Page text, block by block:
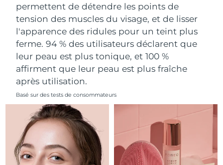
permettent de détendre les points de
tension des muscles du visage, et de lisser
l'apparence des ridules pour un teint plus
ferme. 94 % des utilisateurs déclarent que
leur peau est plus tonique, et 100 %
affirment que leur peau est plus fraîche
après utilisation.
Basé sur des tests de consommateurs
Portugal Livraison estimée
Porto Rico Livraison estimée8/12/26
Qatar Livraison estimée
La Réunion
Roumanie Livraison estimée8/10/26
Russie Livraison estimée
Arabie saoudite Livraison estimée